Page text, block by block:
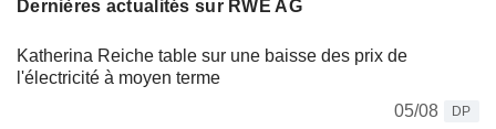
Dernières actualités sur RWE AG
Katherina Reiche table sur une baisse des prix de
l'électricité à moyen terme
05/08
DP